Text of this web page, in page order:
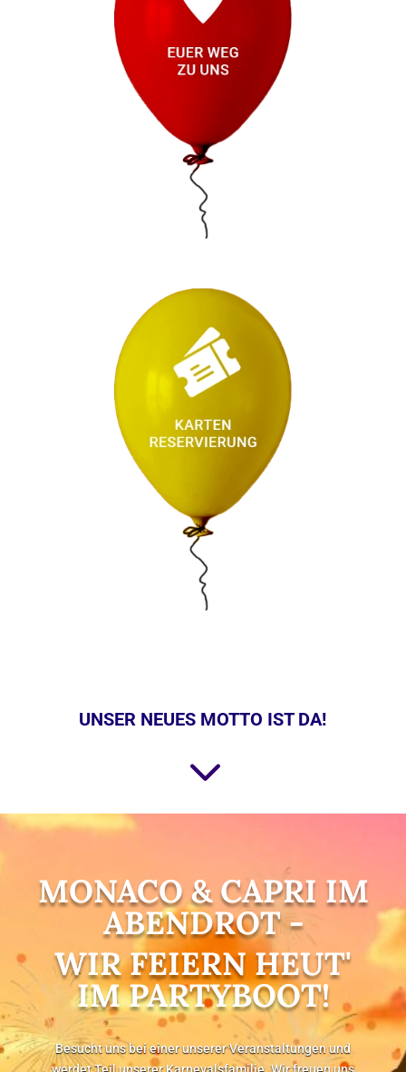
UNSER NEUES MOTTO IST DA!
3
MONACO & CAPRI IM
ABENDROT -
WIR FEIERN HEUT'
IM PARTYBOOT!
Besucht uns bei einer unserer Veranstaltungen und